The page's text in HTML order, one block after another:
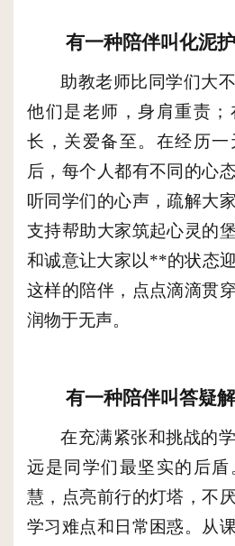
有一种陪伴叫化泥
助教老师比同学们大
他们是老师，身肩重责
长，关爱备至。在经历一
后，每个人都有不同的心
听同学们的心声，疏解大
支持帮助大家筑起心灵的
和诚意让大家以**的状态
这样的陪伴，点点滴滴贯
润物于无声。
有一种陪伴叫答疑
在充满紧张和挑战的
远是同学们最坚实的后
慧，点亮前行的灯塔，不
学习难点和日常困惑。从